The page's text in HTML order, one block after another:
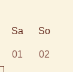
Sa So
01 02